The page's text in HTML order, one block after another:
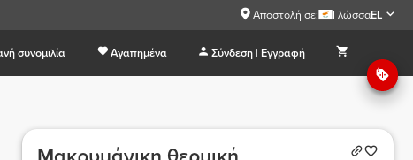
Αποστολή σε: ΓλώσσαEL
συνομιλία Αγαπημένα Σύνδεση | Εγγραφή